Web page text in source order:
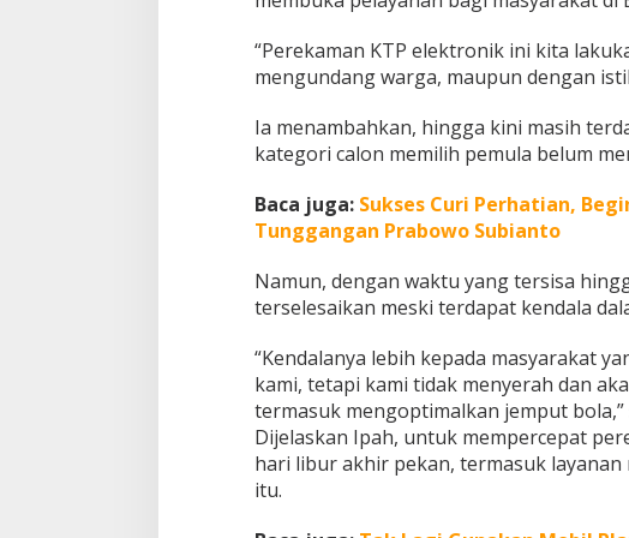
m
P
e
c
o
l
o
s
n
“Perekaman KTP elektronik ini kita
mengundang warga, maupun dengan
Ia menambahkan, hingga kini masih
kategori calon memilih pemula belum
Baca juga: Sukses Curi Perhatian,
Tunggangan Prabowo Subianto
Namun, dengan waktu yang tersisa
terselesaikan meski terdapat kendala
“Kendalanya lebih kepada masyarakat
kami, tetapi kami tidak menyerah dan
termasuk mengoptimalkan jemput bola,”
Dijelaskan Ipah, untuk mempercepat
hari libur akhir pekan, termasuk layanan
itu.